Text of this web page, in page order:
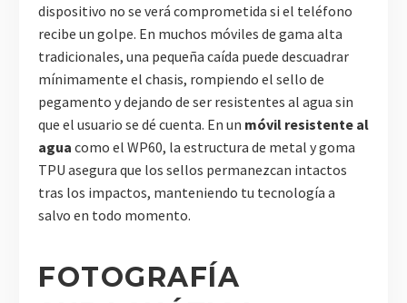
dispositivo no se verá comprometida si el teléfono
recibe un golpe. En muchos móviles de gama alta
tradicionales, una pequeña caída puede descuadrar
mínimamente el chasis, rompiendo el sello de
pegamento y dejando de ser resistentes al agua sin
que el usuario se dé cuenta. En un móvil resistente al
agua como el WP60, la estructura de metal y goma
TPU asegura que los sellos permanezcan intactos
tras los impactos, manteniendo tu tecnología a
salvo en todo momento.
FOTOGRAFÍA